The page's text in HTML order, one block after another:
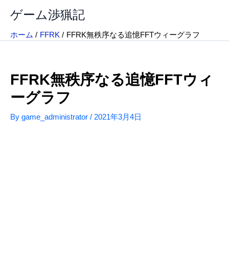
ス
ゲーム渉猟記
ホーム FFRK FFRK無秩序なる追憶FFTウィーグラフ
FFRK無秩序なる追憶FFTウィ
ーグラフ
By game_administrator / 2021年3月4日